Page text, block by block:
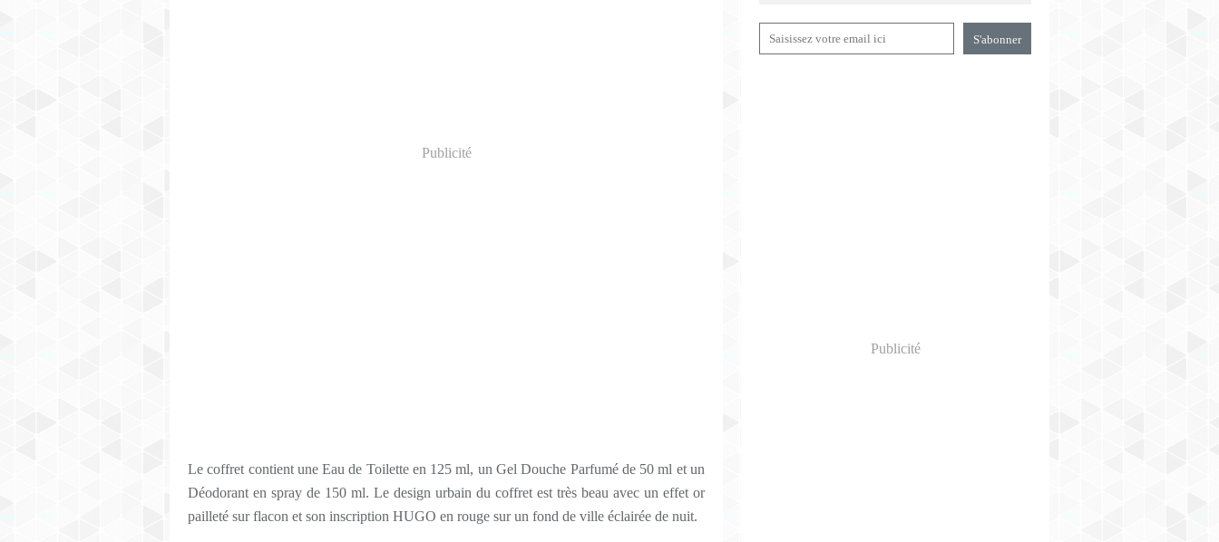
Publicité
Le coffret contient une Eau de Toilette en 125 ml, un Gel Douche Parfumé de 50 ml et un
Déodorant en spray de 150 ml. Le design urbain du coffret est très beau avec un effet or
pailleté sur flacon et son inscription HUGO en rouge sur un fond de ville éclairée de nuit.
Publicité